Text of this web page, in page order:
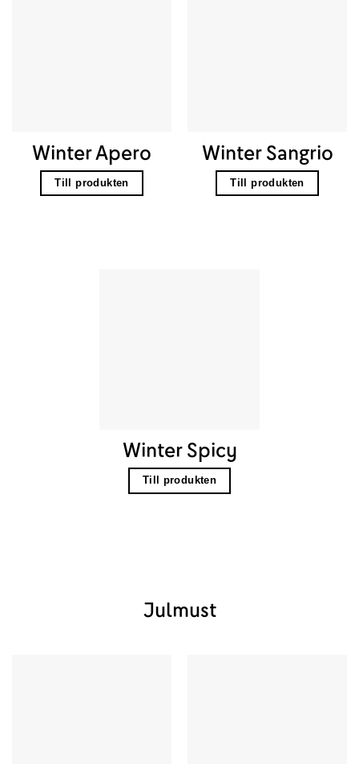
Winter Apero
Till produkten
Winter Sangrio
Till produkten
Winter Spicy
Till produkten
Julmust